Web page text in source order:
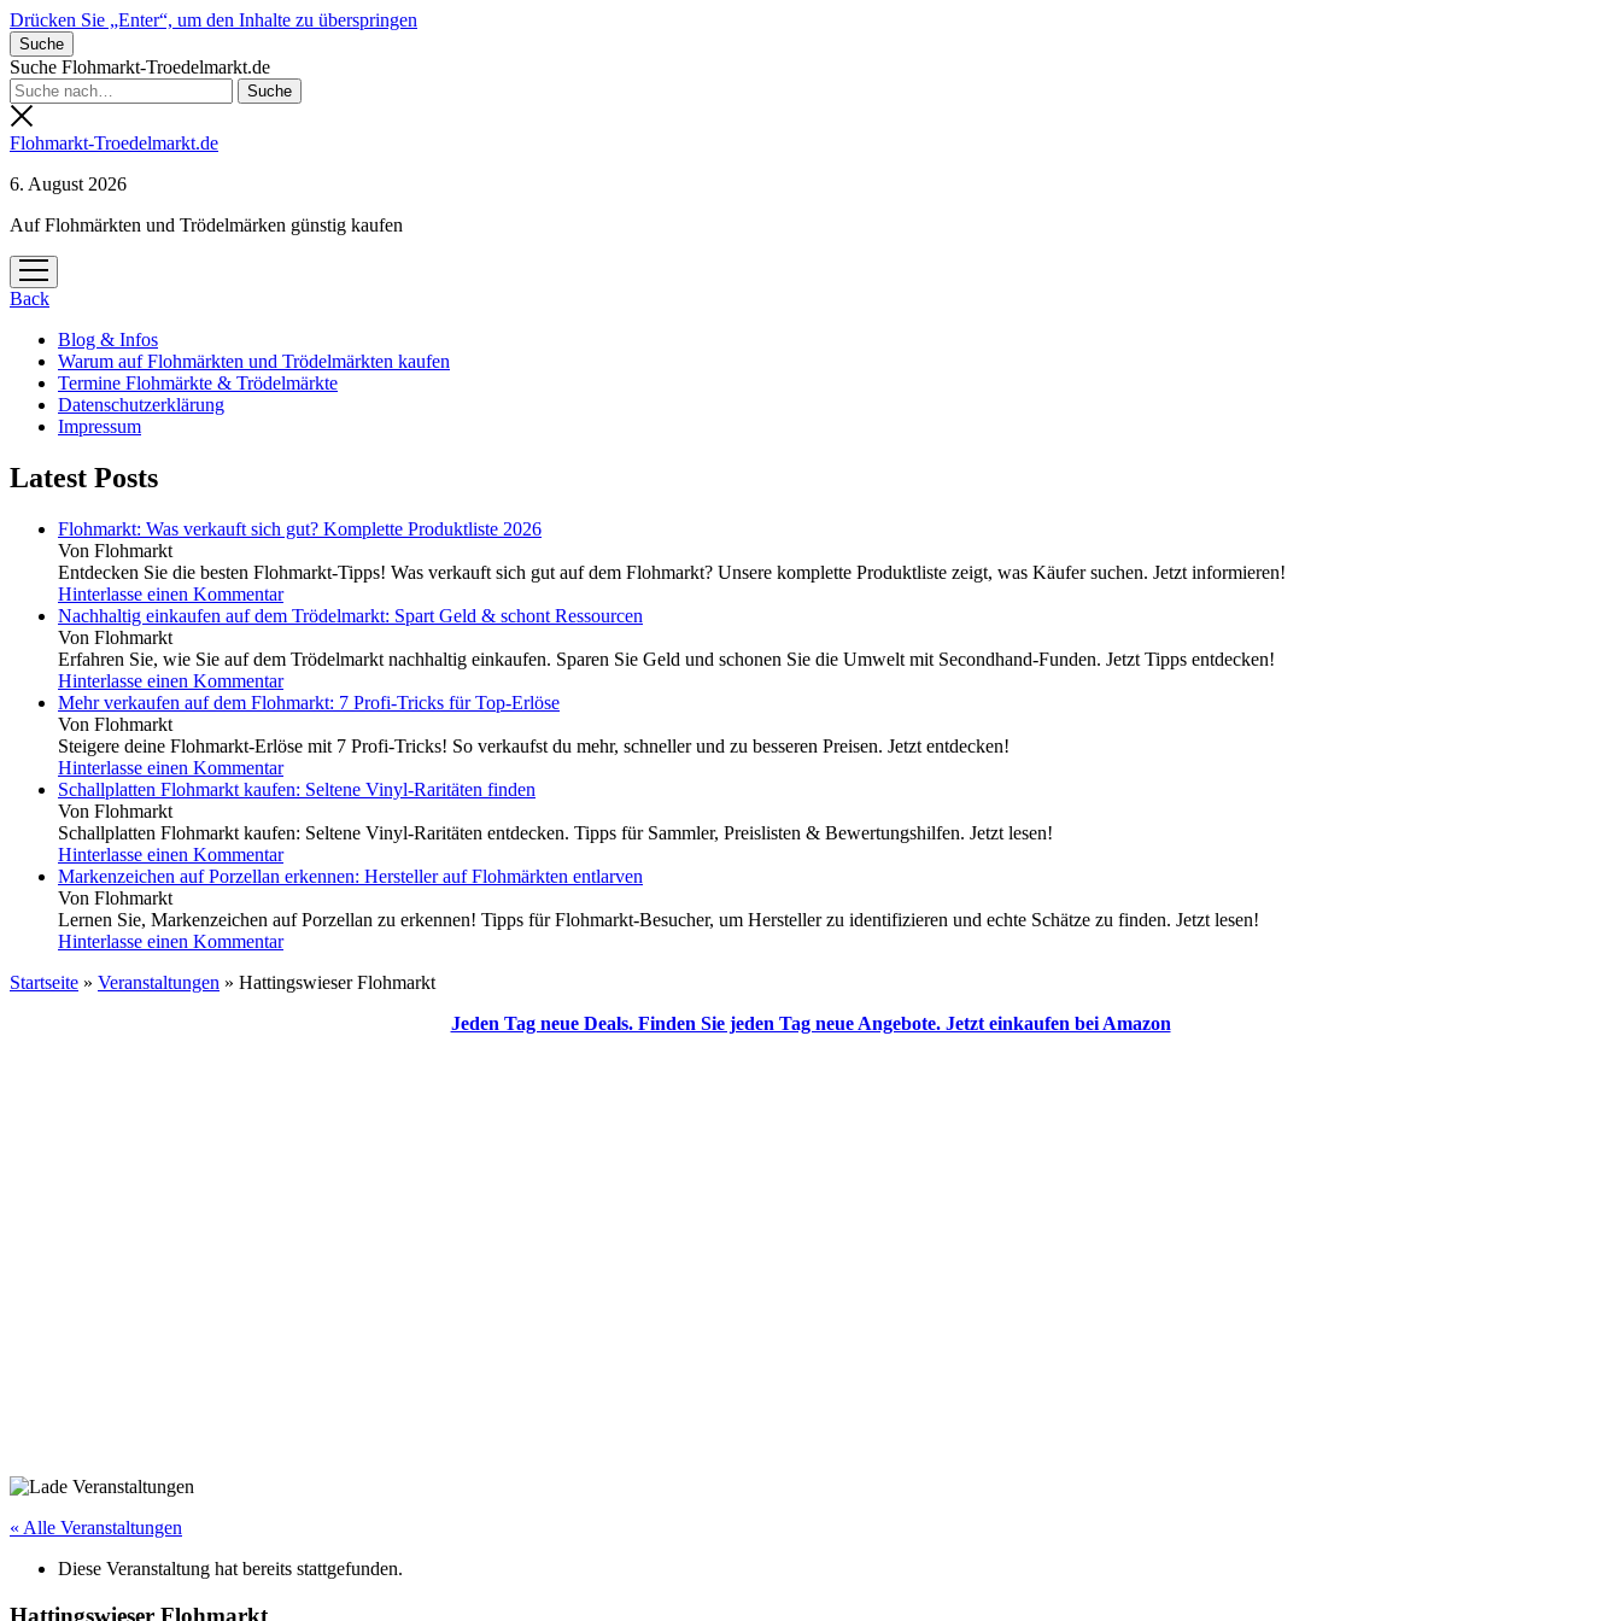
Drücken Sie „Enter“, um den Inhalte zu überspringen
Suche
Suche Flohmarkt-Troedelmarkt.de
Flohmarkt-Troedelmarkt.de
6. August 2026
Auf Flohmärkten und Trödelmärken günstig kaufen
Menü
öffnen
Back
Blog & Infos
Warum auf Flohmärkten und Trödelmärkten kaufen
Termine Flohmärkte & Trödelmärkte
Datenschutzerklärung
Impressum
Latest Posts
Flohmarkt: Was verkauft sich gut? Komplette Produktliste 2026
Von Flohmarkt
Entdecken Sie die besten Flohmarkt-Tipps! Was verkauft sich gut auf dem Flohmarkt? Unsere komplette Produktliste zeigt, was Käufer suchen. Jetzt informieren!
Hinterlasse einen Kommentar
Nachhaltig einkaufen auf dem Trödelmarkt: Spart Geld & schont Ressourcen
Von Flohmarkt
Erfahren Sie, wie Sie auf dem Trödelmarkt nachhaltig einkaufen. Sparen Sie Geld und schonen Sie die Umwelt mit Secondhand-Funden. Jetzt Tipps entdecken!
Hinterlasse einen Kommentar
Mehr verkaufen auf dem Flohmarkt: 7 Profi-Tricks für Top-Erlöse
Von Flohmarkt
Steigere deine Flohmarkt-Erlöse mit 7 Profi-Tricks! So verkaufst du mehr, schneller und zu besseren Preisen. Jetzt entdecken!
Hinterlasse einen Kommentar
Schallplatten Flohmarkt kaufen: Seltene Vinyl-Raritäten finden
Von Flohmarkt
Schallplatten Flohmarkt kaufen: Seltene Vinyl-Raritäten entdecken. Tipps für Sammler, Preislisten & Bewertungshilfen. Jetzt lesen!
Hinterlasse einen Kommentar
Markenzeichen auf Porzellan erkennen: Hersteller auf Flohmärkten entlarven
Von Flohmarkt
Lernen Sie, Markenzeichen auf Porzellan zu erkennen! Tipps für Flohmarkt-Besucher, um Hersteller zu identifizieren und echte Schätze zu finden. Jetzt lesen!
Hinterlasse einen Kommentar
Startseite » Veranstaltungen » Hattingswieser Flohmarkt
Jeden Tag neue Deals. Finden Sie jeden Tag neue Angebote. Jetzt einkaufen bei Amazon
« Alle Veranstaltungen
Diese Veranstaltung hat bereits stattgefunden.
Hattingswieser Flohmarkt